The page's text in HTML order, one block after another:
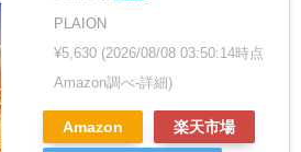
PLAION
¥5,630 (2026/08/08 03:50:14時点
Amazon調べ-詳細)
Amazon 楽天市場